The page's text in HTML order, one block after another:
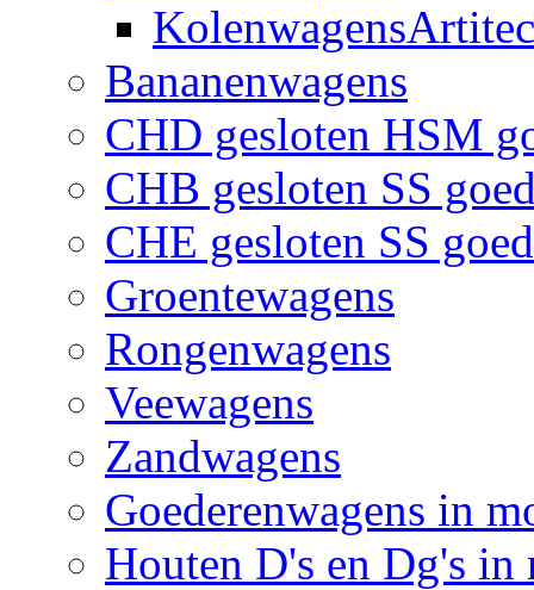
KolenwagensArtitec
Bananenwagens
CHD gesloten HSM
CHB gesloten SS
CHE gesloten SS
Groentewagens
Rongenwagens
Veewagens
Zandwagens
Goederenwagens in
Houten D's en Dg's in